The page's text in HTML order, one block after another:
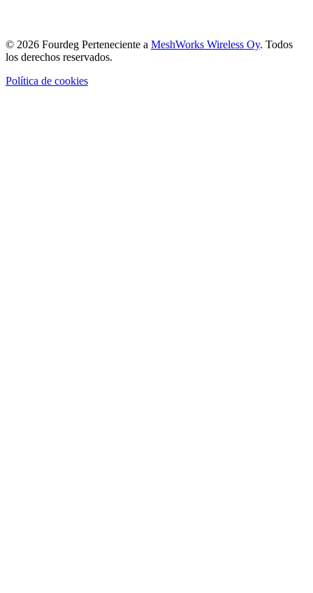
© 2026 Fourdeg Perteneciente a MeshWorks Wireless Oy. Todos
los derechos reservados.
Política de cookies